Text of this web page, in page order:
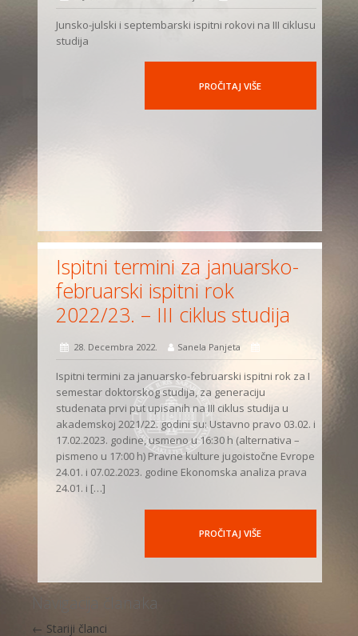
Junsko-julski i septembarski ispitni rokovi na III ciklusu
studija
PROČITAJ VIŠE
Ispitni termini za januarsko-
februarski ispitni rok
2022/23. – III ciklus studija
28. Decembra 2022. Sanela Panjeta
Ispitni termini za januarsko-februarski ispitni rok za I
semestar doktorskog studija, za generaciju
studenata prvi put upisanih na III ciklus studija u
akademskoj 2021/22. godini su: Ustavno pravo 03.02. i
17.02.2023. godine, usmeno u 16:30 h (alternativa –
pismeno u 17:00 h) Pravne kulture jugoistočne Evrope
24.01. i 07.02.2023. godine Ekonomska analiza prava
24.01. i […]
PROČITAJ VIŠE
Navigacija članaka
← Stariji članci